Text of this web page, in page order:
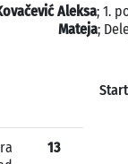
Aleksa; 1.
Mateja;
13